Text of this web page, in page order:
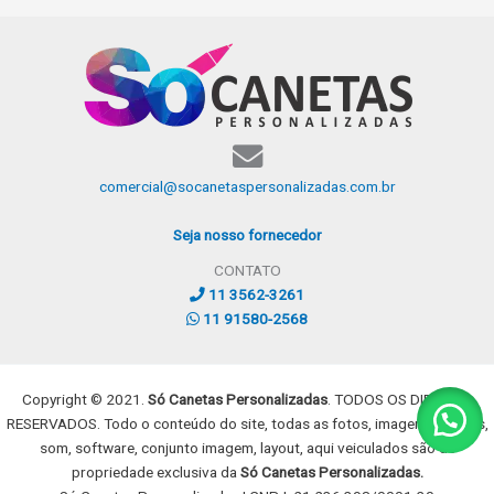
comercial@socanetaspersonalizadas.com.br
Seja nosso fornecedor
CONTATO
11 3562-3261
11 91580-2568
Copyright © 2021. Só Canetas Personalizadas. TODOS OS DIREITOS
RESERVADOS. Todo o conteúdo do site, todas as fotos, imagens, dizeres,
som, software, conjunto imagem, layout, aqui veiculados são de
propriedade exclusiva daSó Canetas Personalizadas.